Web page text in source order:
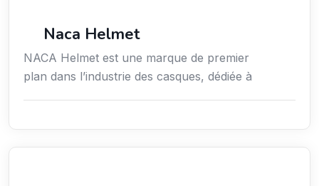
Naca Helmet
NACA Helmet est une marque de premier
plan dans l’industrie des casques, dédiée à